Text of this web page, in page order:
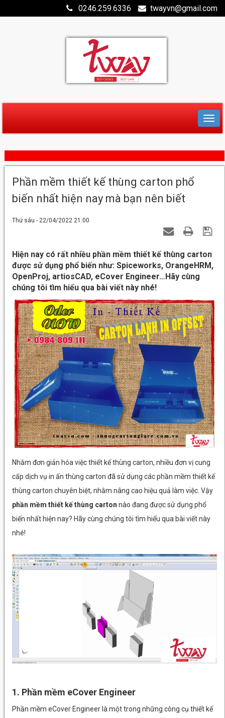
0246.259.6336 twayvn@gmail.com
Phần mềm thiết kế thùng carton phổ
biến nhất hiện nay mà bạn nên biết
Thứ sáu - 22/04/2022 21:00
Hiện nay có rất nhiều phần mềm thiết kế thùng carton
được sử dụng phổ biến như: Spiceworks, OrangeHRM,
OpenProj, artiosCAD, eCover Engineer…Hãy cùng
chúng tôi tìm hiểu qua bài viết này nhé!
Nhằm đơn giản hóa việc thiết kế thùng carton, nhiều đơn vị cung
cấp dịch vụ in ấn thùng carton đã sử dụng các phần mềm thiết kế
thùng carton chuyên biệt, nhằm nâng cao hiệu quả làm việc. Vậy
phần mềm thiết kế thùng carton nào đang được sử dụng phổ
biến nhất hiện nay? Hãy cùng chúng tôi tìm hiểu qua bài viết này
nhé!
1. Phần mềm eCover Engineer
Phần mềm eCover Engineer là một trong những công cụ thiết kế